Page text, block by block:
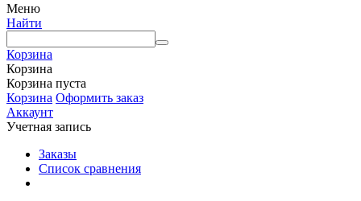
Меню
Найти
Корзина
Корзина
Корзина пуста
Корзина Оформить заказ
Аккаунт
Учетная запись
Заказы
Список сравнения